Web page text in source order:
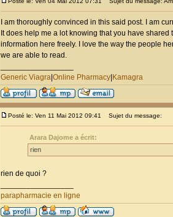
I am thoroughly convinced in this said post. I am
It does help me a lot knowing that you have shared
information here freely. I love the way the people
we are able to read.
Generic Viagra Online Pharmacy Kamagra
Posté le: Ven 11 Mai 2012 09:41 Sujet du message:
Arara Dajome a écrit:
rien
rien de quoi ?
parapharmacie en ligne